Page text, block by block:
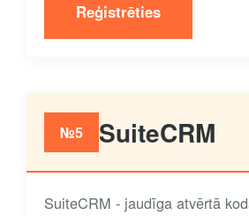
Reģistrēties
№5 SuiteCRM
SuiteCRM - jaudīga atvērtā